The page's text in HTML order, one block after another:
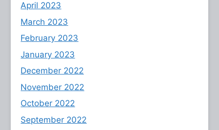
April 2023
March 2023
February 2023
January 2023
December 2022
November 2022
October 2022
September 2022